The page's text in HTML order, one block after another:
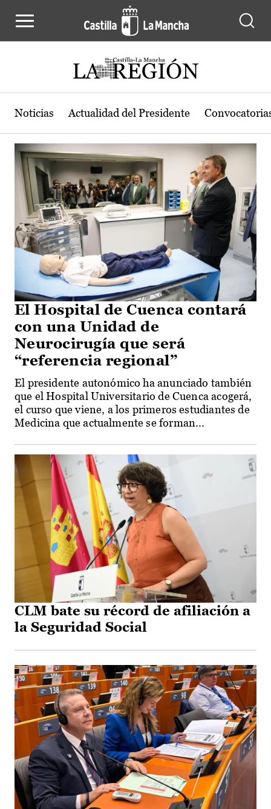
Actualidad de la región de Castilla-
Noticias Actualidad del Presidente
El Hospital de Cuenca contará
con una Unidad de
Neurocirugía que será
“referencia regional”
El presidente autonómico ha anunciado también
que el Hospital Universitario de Cuenca acogerá,
el curso que viene, a los primeros estudiantes de
Medicina que actualmente se forman...
CLM bate su récord de afiliación a
la Seguridad Social